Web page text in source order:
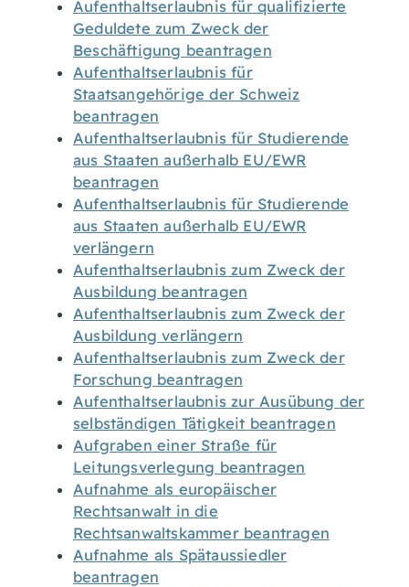
Aufenthaltserlaubnis für qualifizierte
Geduldete zum Zweck der
Beschäftigung beantragen
Aufenthaltserlaubnis für
Staatsangehörige der Schweiz
beantragen
Aufenthaltserlaubnis für Studierende
aus Staaten außerhalb EU/EWR
beantragen
Aufenthaltserlaubnis für Studierende
aus Staaten außerhalb EU/EWR
verlängern
Aufenthaltserlaubnis zum Zweck der
Ausbildung beantragen
Aufenthaltserlaubnis zum Zweck der
Ausbildung verlängern
Aufenthaltserlaubnis zum Zweck der
Forschung beantragen
Aufenthaltserlaubnis zur Ausübung der
selbständigen Tätigkeit beantragen
Aufgraben einer Straße für
Leitungsverlegung beantragen
Aufnahme als europäischer
Rechtsanwalt in die
Rechtsanwaltskammer beantragen
Aufnahme als Spätaussiedler
beantragen